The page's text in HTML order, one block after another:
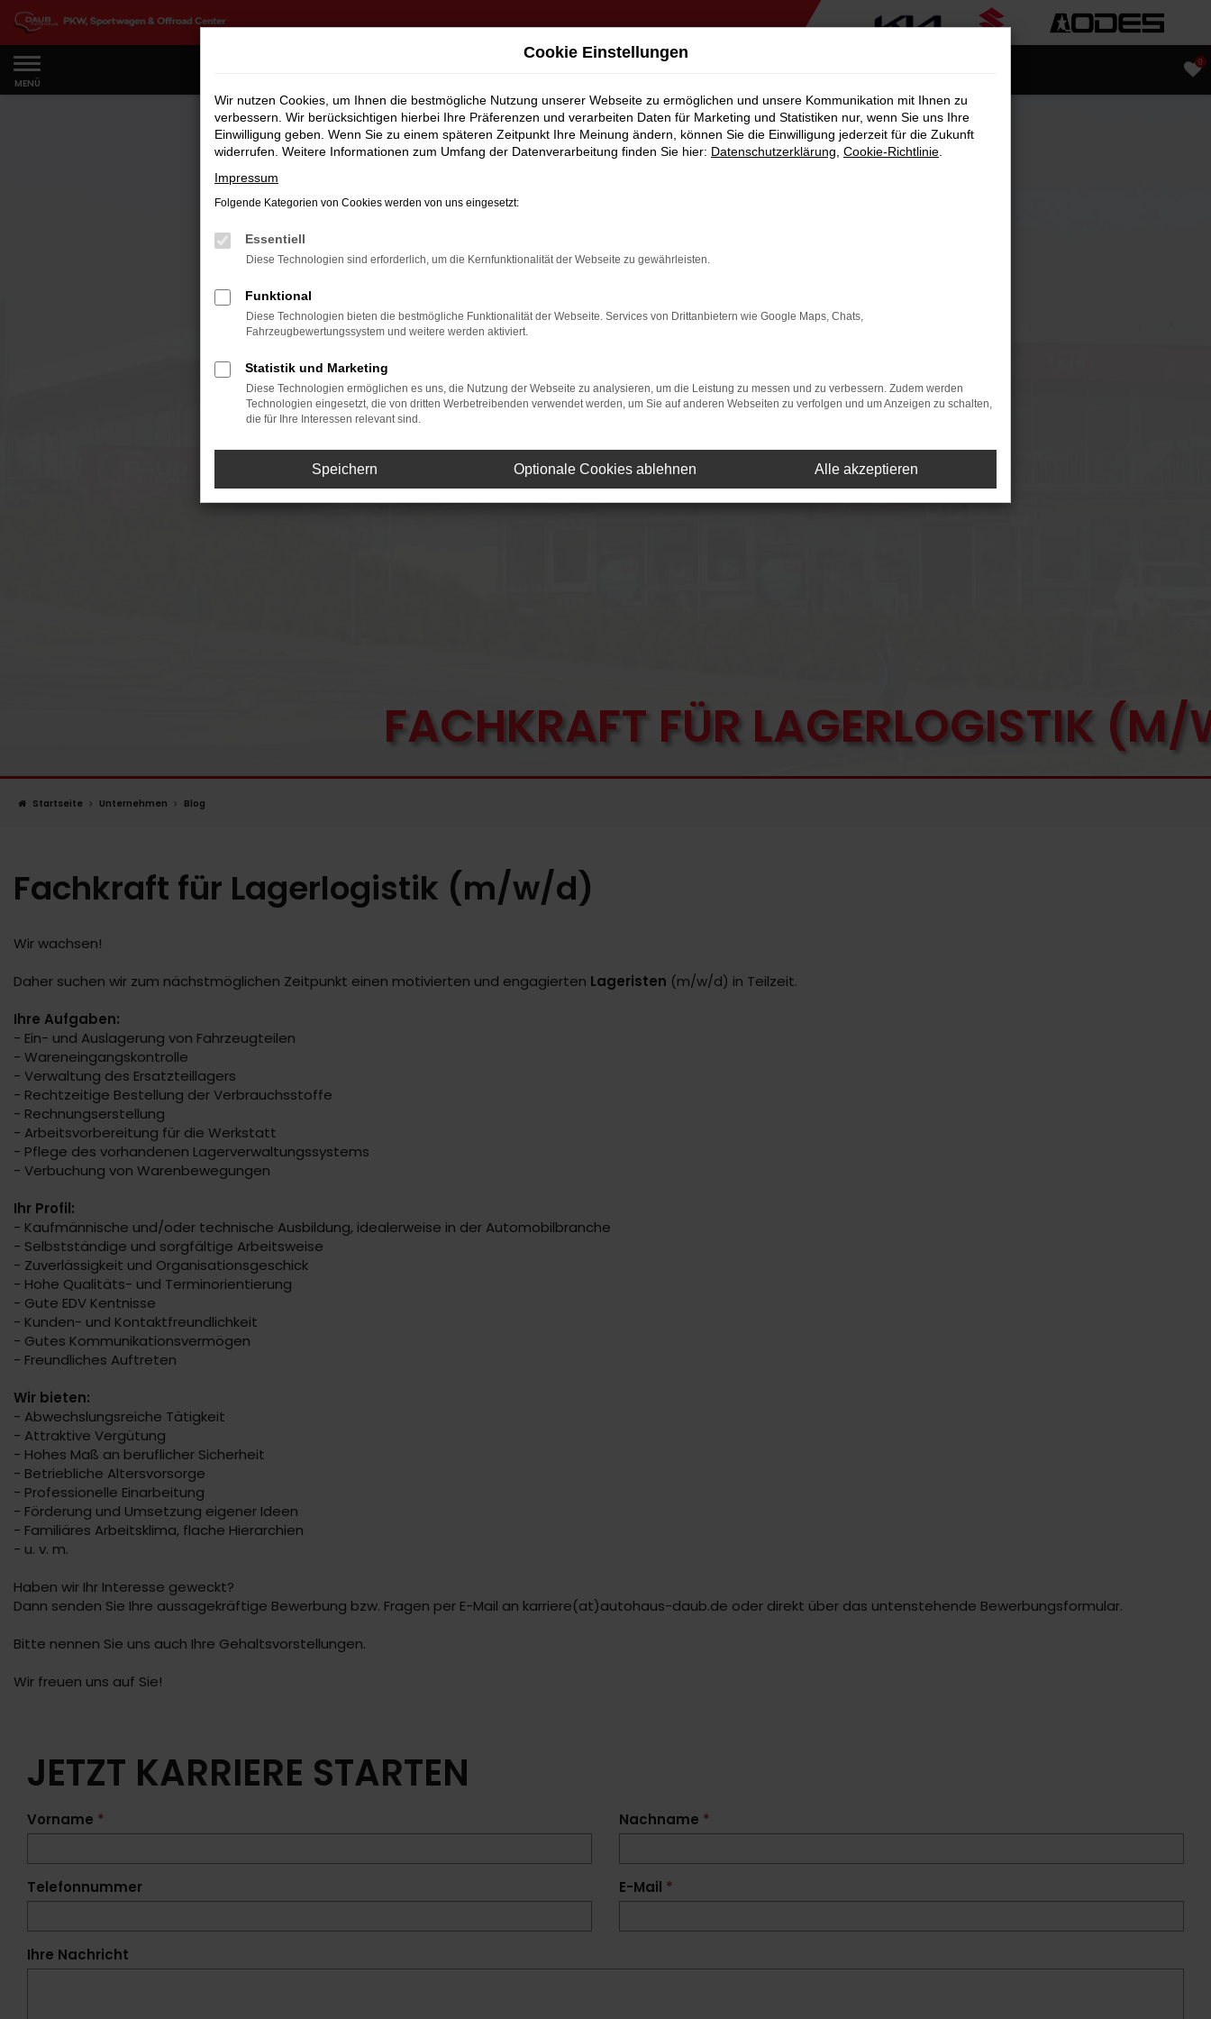
Zum
Hauptinhalt
springen
MENÜ
0
FACHKRAFT FÜR LAGERLOGISTIK
Startseite Unternehmen Blog
Fachkraft für Lagerlogistik (m/w/d)
Wir wachsen!
Daher suchen wir zum nächstmöglichen Zeitpunkt einen motivierten und engagierten Lageristen (m/w/d) in Teilzeit.
Ihre Aufgaben:
- Ein- und Auslagerung von Fahrzeugteilen
- Wareneingangskontrolle
- Verwaltung des Ersatzteillagers
- Rechtzeitige Bestellung der Verbrauchsstoffe
- Rechnungserstellung
- Arbeitsvorbereitung für die Werkstatt
- Pflege des vorhandenen Lagerverwaltungssystems
- Verbuchung von Warenbewegungen
Ihr Profil:
- Kaufmännische und/oder technische Ausbildung, idealerweise in der Automobilbranche
- Selbstständige und sorgfältige Arbeitsweise
- Zuverlässigkeit und Organisationsgeschick
- Hohe Qualitäts- und Terminorientierung
- Gute EDV Kentnisse
- Kunden- und Kontaktfreundlichkeit
- Gutes Kommunikationsvermögen
- Freundliches Auftreten
Wir bieten:
- Abwechslungsreiche Tätigkeit
- Attraktive Vergütung
- Hohes Maß an beruflicher Sicherheit
- Betriebliche Altersvorsorge
- Professionelle Einarbeitung
- Förderung und Umsetzung eigener Ideen
- Familiäres Arbeitsklima, flache Hierarchien
- u. v. m.
Haben wir Ihr Interesse geweckt?
Dann senden Sie Ihre aussagekräftige Bewerbung bzw. Fragen per E-Mail an karriere(at)autohaus-daub.de oder direkt über das untenstehende Bewerbungsformular.
Bitte nennen Sie uns auch Ihre Gehaltsvorstellungen.
Wir freuen uns auf Sie!
JETZT KARRIERE STARTEN
Vorname * Nachname *
Telefonnummer E-Mail *
Ihre Nachricht
Cookie Einstellungen
Wir nutzen Cookies, um Ihnen die bestmögliche Nutzung unserer Webseite zu ermöglichen und unsere Kommunikation mit Ihnen zu
verbessern. Wir berücksichtigen hierbei Ihre Präferenzen und verarbeiten Daten für Marketing und Statistiken nur, wenn Sie uns Ihre
Einwilligung geben. Wenn Sie zu einem späteren Zeitpunkt Ihre Meinung ändern, können Sie die Einwilligung jederzeit für die Zukunft
widerrufen. Weitere Informationen zum Umfang der Datenverarbeitung finden Sie hier: Datenschutzerklärung Cookie-Richtlinie
Impressum
Folgende Kategorien von Cookies werden von uns eingesetzt:
Essentiell
Diese Technologien sind erforderlich, um die Kernfunktionalität der Webseite zu gewährleisten.
Funktional
Diese Technologien bieten die bestmögliche Funktionalität der Webseite. Services von Drittanbietern wie Google Maps, Chats,
Fahrzeugbewertungssystem und weitere werden aktiviert.
Statistik und Marketing
Diese Technologien ermöglichen es uns, die Nutzung der Webseite zu analysieren, um die Leistung zu messen und zu verbessern. Zudem werden
Technologien eingesetzt, die von dritten Werbetreibenden verwendet werden, um Sie auf anderen Webseiten zu verfolgen und um Anzeigen zu schalten,
die für Ihre Interessen relevant sind.
Speichern Optionale Cookies ablehnen Alle akzeptieren